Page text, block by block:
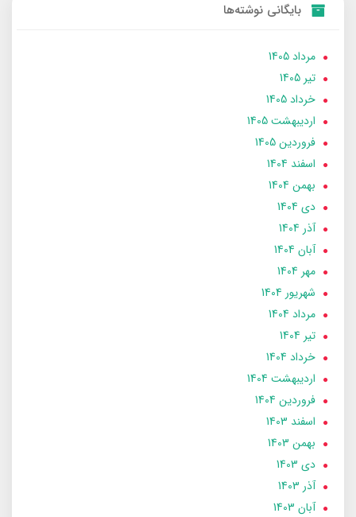
بایگانی نوشته‌ها
مرداد 1405
تير 1405
خرداد 1405
ارديبهشت 1405
فروردین 1405
اسفند 1404
بهمن 1404
دی 1404
آذر 1404
آبان 1404
مهر 1404
شهریور 1404
مرداد 1404
تير 1404
خرداد 1404
ارديبهشت 1404
فروردین 1404
اسفند 1403
بهمن 1403
دی 1403
آذر 1403
آبان 1403